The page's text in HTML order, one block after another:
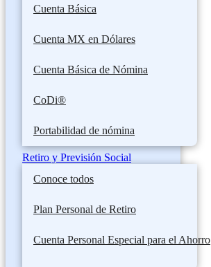
Cuenta Básica
Cuenta MX en Dólares
Cuenta Básica de Nómina
CoDi®
Portabilidad de nómina
Retiro y Previsión Social
Conoce todos
Plan Personal de Retiro
Cuenta Personal Especial para el Ahorro